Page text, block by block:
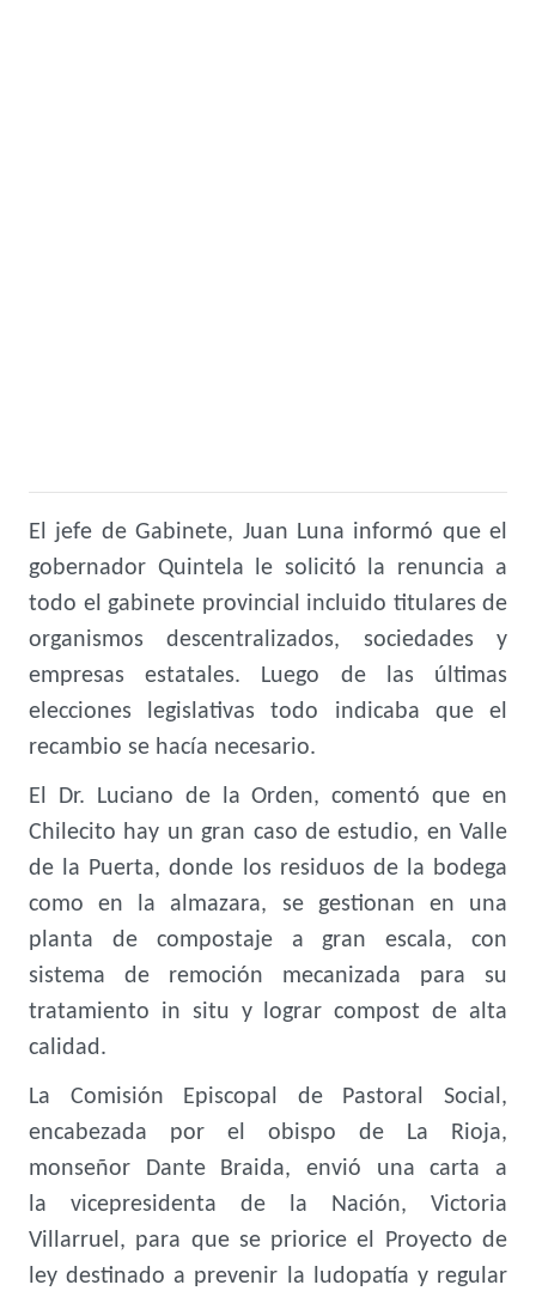
El jefe de Gabinete, Juan Luna informó que el
gobernador Quintela le solicitó la renuncia a
todo el gabinete provincial incluido titulares de
organismos descentralizados, sociedades y
empresas estatales. Luego de las últimas
elecciones legislativas todo indicaba que el
recambio se hacía necesario.
El Dr. Luciano de la Orden, comentó que en
Chilecito hay un gran caso de estudio, en Valle
de la Puerta, donde los residuos de la bodega
como en la almazara, se gestionan en una
planta de compostaje a gran escala, con
sistema de remoción mecanizada para su
tratamiento in situ y lograr compost de alta
calidad.
La Comisión Episcopal de Pastoral Social,
encabezada por el obispo de La Rioja,
monseñor Dante Braida, envió una carta a
la vicepresidenta de la Nación, Victoria
Villarruel, para que se priorice el Proyecto de
ley destinado a prevenir la ludopatía y regular